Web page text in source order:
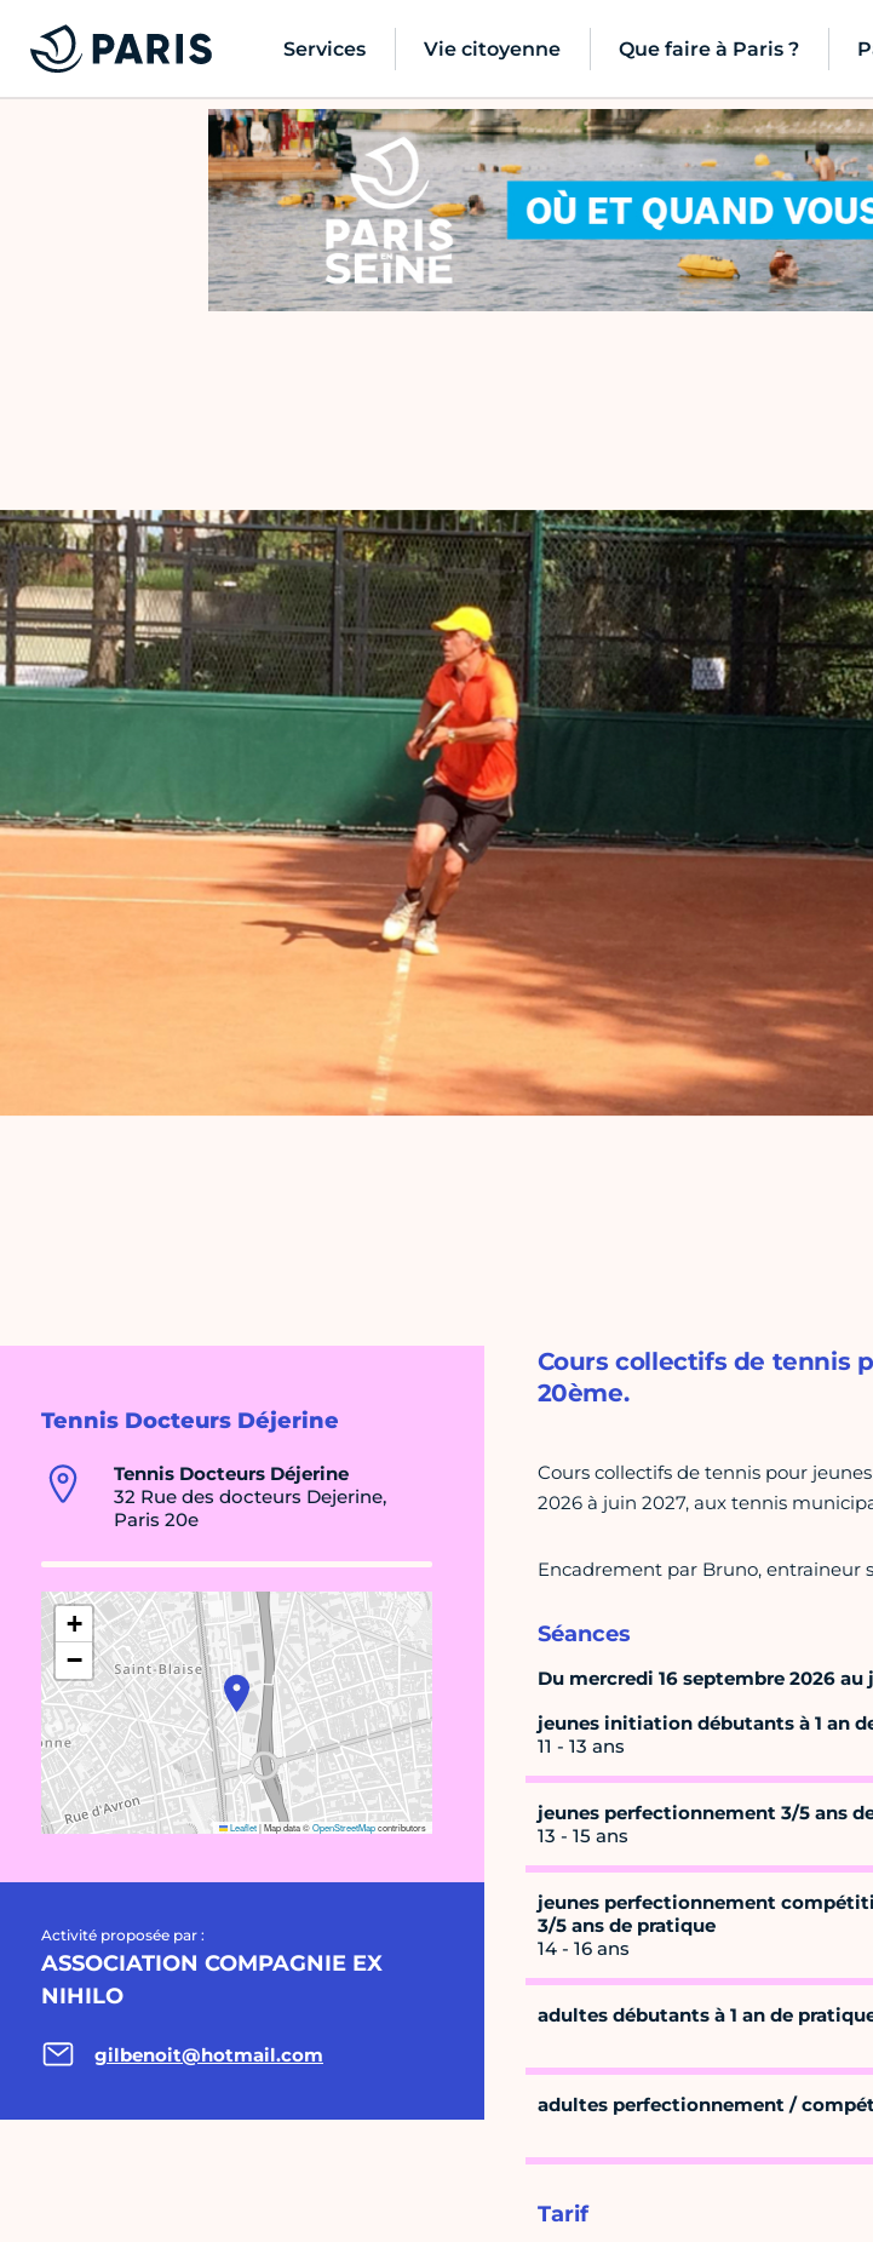
Services Vie citoyenne Que faire à Paris ?
Tennis Docteurs Déjerine
Tennis Docteurs Déjerine
32 Rue des docteurs Dejerine,
Paris 20e
+
−
Leaflet|Map data ©OpenStreetMapcontributors
Activité proposée par :
ASSOCIATION COMPAGNIE EX
NIHILO
gilbenoit@hotmail.com
Cours collectifs de tennis
20ème.
Cours collectifs de tennis pour
2026 à juin 2027, aux tennis
Encadrement par Bruno, entraineur
Séances
Du mercredi 16 septembre 2026
jeunes initiation débutants à 1 an
11 - 13 ans
jeunes perfectionnement 3/5 ans
13 - 15 ans
jeunes perfectionnement
3/5 ans de pratique
14 - 16 ans
adultes débutants à 1 an de
adultes perfectionnement /
Tarif